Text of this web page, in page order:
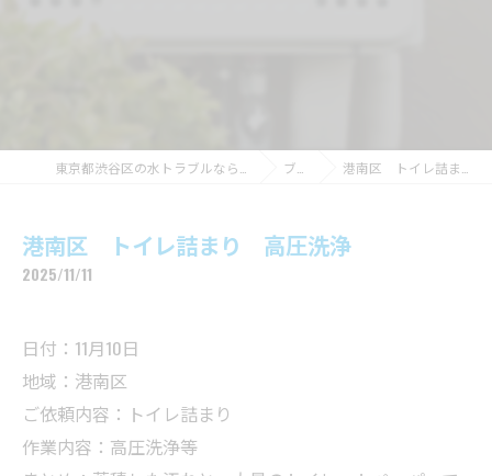
ブログ 港南区 トイレ詰まり 高圧洗浄
港南区 トイレ詰まり 高圧洗浄
2025/11/11
日付：11月10日
地域：港南区
ご依頼内容：トイレ詰まり
作業内容：高圧洗浄等